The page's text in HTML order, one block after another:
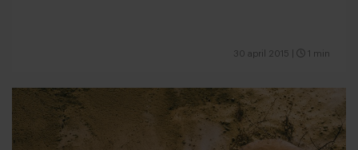
30 april 2015 1 min